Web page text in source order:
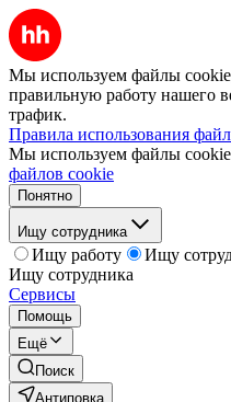
Мы используем файлы
правильную работу нашего
трафик.
Правила использования
Мы используем файлы
файлов cookie
Понятно
Ищу сотрудника
Ищу работу
Ищу
Ищу сотрудника
Сервисы
Помощь
Ещё
Поиск
Антиповка